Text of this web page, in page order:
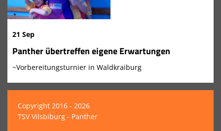
21 Sep
Panther übertreffen eigene Erwartungen
~Vorbereitungsturnier in Waldkraiburg
Copyright 2016 - 2026
TSV Vilsbiburg - Panther